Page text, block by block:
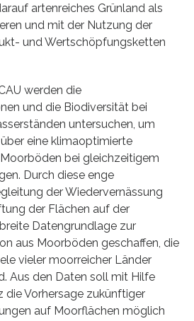
artenreiches Grünland als
und mit der Nutzung der
und Wertschöpfungsketten
werden die
und die Biodiversität bei
untersuchen, um
eine klimaoptimierte
bei gleichzeitigem
Durch diese enge
der Wiedervernässung
der Flächen auf der
Datengrundlage zur
aus Moorböden geschaffen, die
vieler moorreicher Länder
Aus den Daten soll mit Hilfe
die Vorhersage zukünftiger
auf Moorflächen möglich